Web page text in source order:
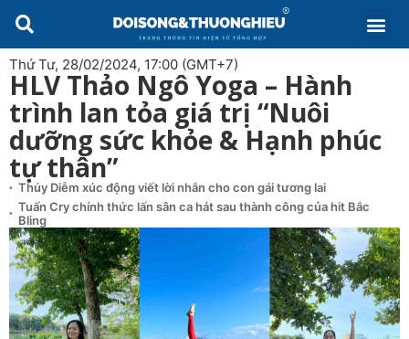
Thứ Tư, 28/02/2024, 17:00 (GMT+7)
HLV Thảo Ngô Yoga – Hành
trình lan tỏa giá trị “Nuôi
dưỡng sức khỏe & Hạnh phúc
tự thân”
Thúy Diễm xúc động viết lời nhắn cho con gái tương lai
Tuấn Cry chính thức lấn sân ca hát sau thành công của hit Bắc
Bling